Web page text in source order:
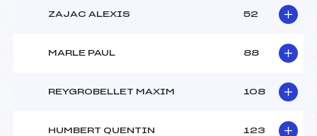
ZAJAC ALEXIS 52
MARLE PAUL 88
REYGROBELLET MAXIM 108
HUMBERT QUENTIN 123